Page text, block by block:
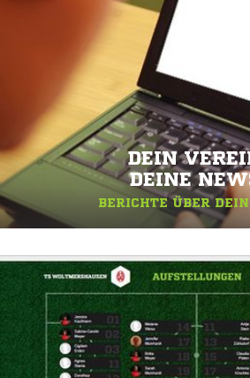
DEIN
DEINE
BERICHTE ÜBER